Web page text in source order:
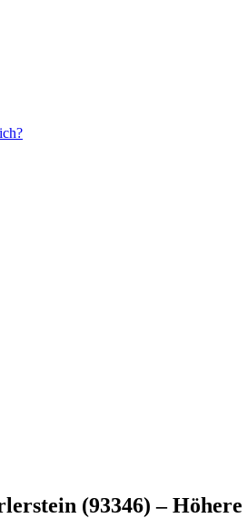
(93346) –